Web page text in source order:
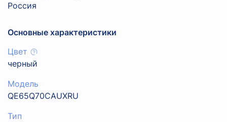
Россия
Основные характеристики
Цвет
черный
Модель
QE65Q70CAUXRU
Тип